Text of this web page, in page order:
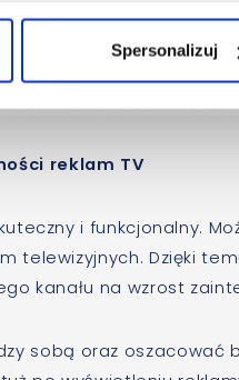
Spersonalizuj
reklam TV
i funkcjonalny.
telewizyjnych. Dzięki
kanału na wzrost
sobą oraz oszacować